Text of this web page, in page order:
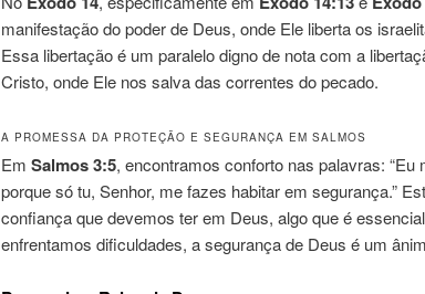
manifestação do poder de Deus, onde Ele liberta os
Essa libertação é um paralelo digno de nota com a
Cristo, onde Ele nos salva das correntes do pecado.
A PROMESSA DA PROTEÇÃO E SEGURANÇA EM SALMOS
Em Salmos 3:5, encontramos conforto nas palavras: “Eu
porque só tu, Senhor, me fazes habitar em segurança.”
confiança que devemos ter em Deus, algo que é
enfrentamos dificuldades, a segurança de Deus é um